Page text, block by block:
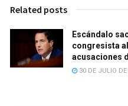
Related posts
Escándalo
congresista
acusaciones
30 DE JULIO DE